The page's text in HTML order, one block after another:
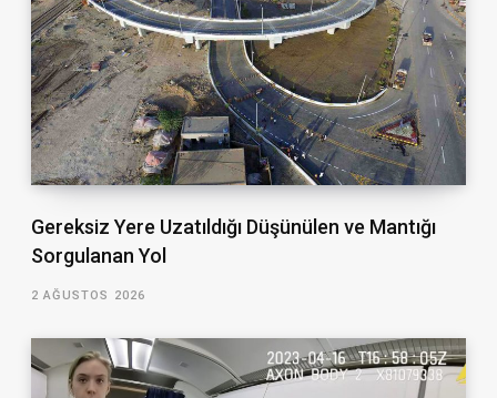
Gereksiz Yere Uzatıldığı Düşünülen ve Mantığı
Sorgulanan Yol
2 AĞUSTOS 2026